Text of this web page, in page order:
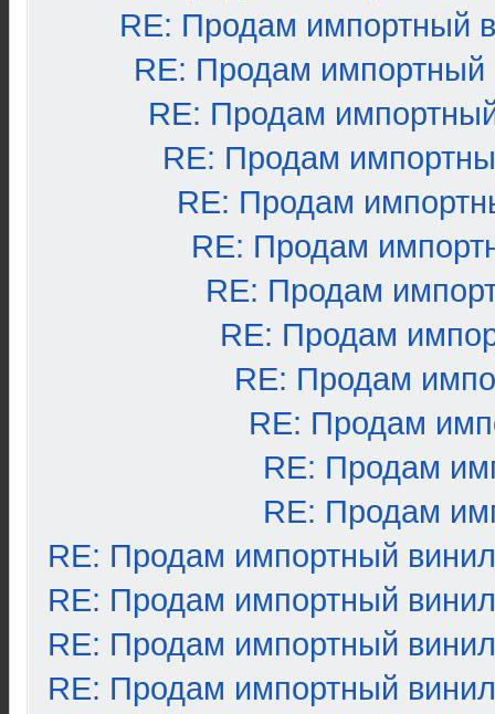
RE: Продам импортный
RE: Продам импортный
RE: Продам
RE: Продам
RE: Продам
RE: Продам
RE: Продам
RE: Продам
RE: Продам
RE: Продам
RE: Продам
RE: Продам
RE: Продам импортный винил
RE: Продам импортный винил
RE: Продам импортный винил
RE: Продам импортный винил